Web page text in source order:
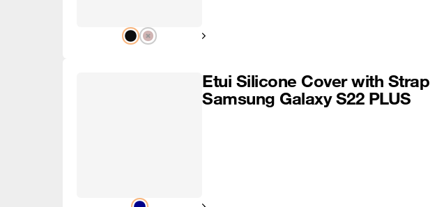
Pokaż następny
Etui Silicone Cover with Strap
Samsung Galaxy S22 PLUS